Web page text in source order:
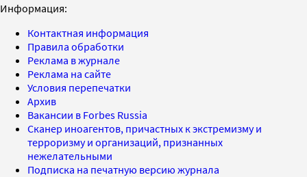
Информация:
Контактная информация
Правила обработки
Реклама в журнале
Реклама на сайте
Условия перепечатки
Архив
Вакансии в Forbes Russia
Сканер иноагентов, причастных к экстремизму и
терроризму и организаций, признанных
нежелательными
Подписка на печатную версию журнала